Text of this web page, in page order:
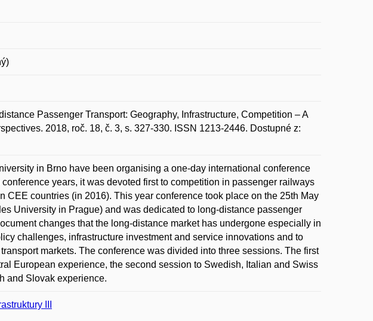
Passenger Transport: Geography, Infrastructure, Competition – A
2018, roč. 18, č. 3, s. 327-330. ISSN 1213-2446. Dostupné z:
in Brno have been organising a one-day international conference
years, it was devoted first to competition in passenger railways
CEE countries (in 2016). This year conference took place on the 25th May
University in Prague) and was dedicated to long-distance passenger
changes that the long-distance market has undergone especially in
challenges, infrastructure investment and service innovations and to
markets. The conference was divided into three sessions. The first
European experience, the second session to Swedish, Italian and Swiss
and Slovak experience.
III